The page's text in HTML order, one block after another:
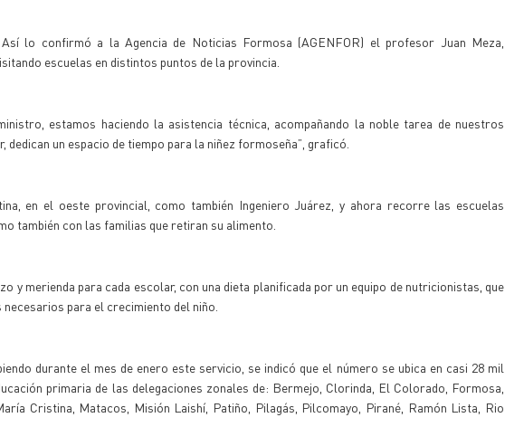
Así lo confirmó a la Agencia de Noticias Formosa (AGENFOR) el profesor Juan Meza,
escuelas en distintos puntos de la provincia.
estamos haciendo la asistencia técnica, acompañando la noble tarea de nuestros
un espacio de tiempo para la niñez formoseña”, graficó.
en el oeste provincial, como también Ingeniero Juárez, y ahora recorre las escuelas
también con las familias que retiran su alimento.
y merienda para cada escolar, con una dieta planificada por un equipo de nutricionistas, que
para el crecimiento del niño.
durante el mes de enero este servicio, se indicó que el número se ubica en casi 28 mil
primaria de las delegaciones zonales de: Bermejo, Clorinda, El Colorado, Formosa,
Cristina, Matacos, Misión Laishí, Patiño, Pilagás, Pilcomayo, Pirané, Ramón Lista, Rio